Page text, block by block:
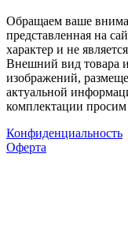
Обращаем ваше
представленная на
характер и не
Внешний вид товара
изображений,
актуальной
комплектации
Конфиденциальность
Оферта